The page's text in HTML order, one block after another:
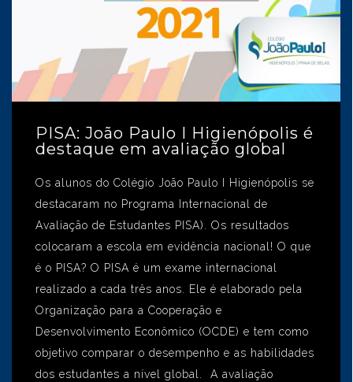
PISA: João Paulo I Higienópolis é
destaque em avaliação global
Os alunos do Colégio João Paulo I Higienópolis se
destacaram no Programa Internacional de
Avaliação de Estudantes PISA). Os resultados
colocaram a escola em evidência nacional! O que
é o PISA? O PISA é um exame internacional
realizado a cada três anos. Ele é elaborado pela
Organização para a Cooperação e
Desenvolvimento Econômico (OCDE) e tem como
objetivo comparar o desempenho e as habilidades
dos estudantes a nível global. A avaliação